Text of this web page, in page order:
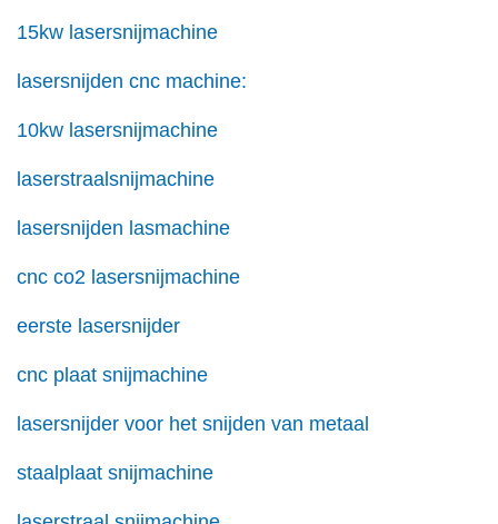
15kw lasersnijmachine
lasersnijden cnc machine:
10kw lasersnijmachine
laserstraalsnijmachine
lasersnijden lasmachine
cnc co2 lasersnijmachine
eerste lasersnijder
cnc plaat snijmachine
lasersnijder voor het snijden van metaal
staalplaat snijmachine